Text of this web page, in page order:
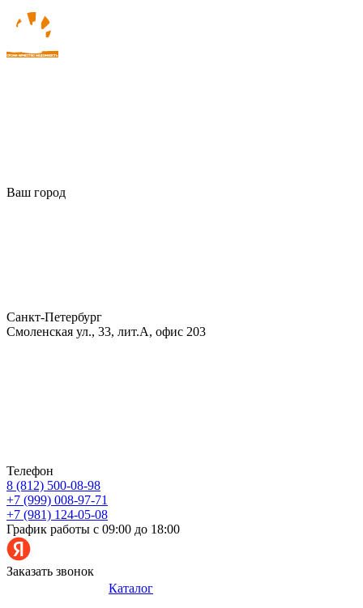
Ваш город
Санкт-Петербург
Смоленская ул., 33, лит.А, офис 203
Телефон
8 (812) 500-08-98
+7 (999) 008-97-71
+7 (981) 124-05-08
График работы с 09:00 до 18:00
Заказать звонок
Каталог